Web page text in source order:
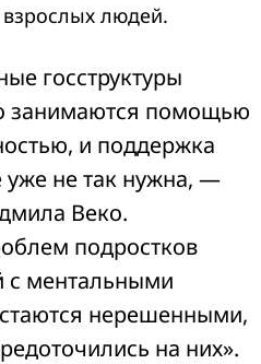
людей.
госструктуры
занимаются помощью
и поддержка
не так нужна, —
Веко.
подростков
ментальными
нерешенными,
на них».